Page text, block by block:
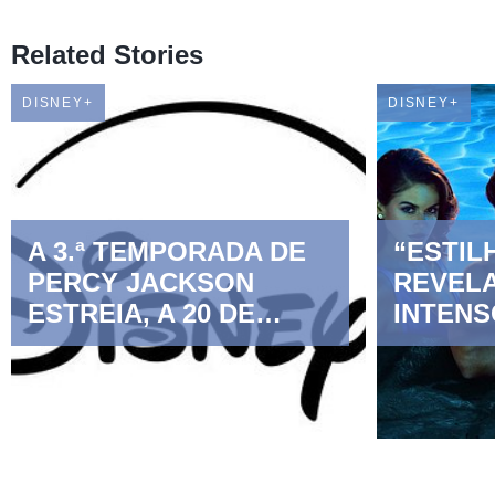
Related Stories
DISNEY+
A 3.ª TEMPORADA DE
PERCY JACKSON
ESTREIA, A 20 DE
NOVEMBRO, NO
DISNEY+
DISNEY+
ANTES